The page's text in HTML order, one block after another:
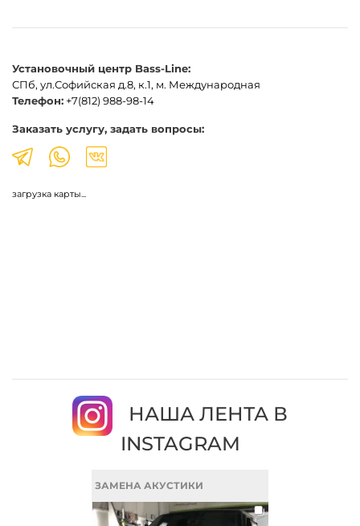
Установочный центр Bass-Line:
СПб, ул.Софийская д.8, к.1, м. Международная
Телефон: +7(812) 988-98-14
Заказать услугу, задать вопросы:
загрузка карты...
НАША ЛЕНТА В
INSTAGRAM
ЗАМЕНА АКУСТИКИ